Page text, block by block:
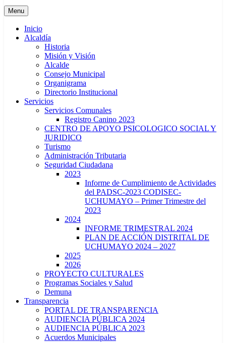
Menu
Inicio
Alcaldía
Historia
Misión y Visión
Alcalde
Consejo Municipal
Organigrama
Directorio Institucional
Servicios
Servicios Comunales
Registro Canino 2023
CENTRO DE APOYO PSICOLOGICO SOCIAL Y
JURIDICO
Turismo
Administración Tributaria
Seguridad Ciudadana
2023
Informe de Cumplimiento de Actividades
del PADSC-2023 CODISEC-
UCHUMAYO – Primer Trimestre del
2023
2024
INFORME TRIMESTRAL 2024
PLAN DE ACCIÓN DISTRITAL DE
UCHUMAYO 2024 – 2027
2025
2026
PROYECTO CULTURALES
Programas Sociales y Salud
Demuna
Transparencia
PORTAL DE TRANSPARENCIA
AUDIENCIA PÚBLICA 2024
AUDIENCIA PÚBLICA 2023
Acuerdos Municipales